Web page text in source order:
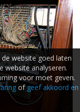
website goed laten
website analyseren.
voor moet geven.
of geef akkoord en